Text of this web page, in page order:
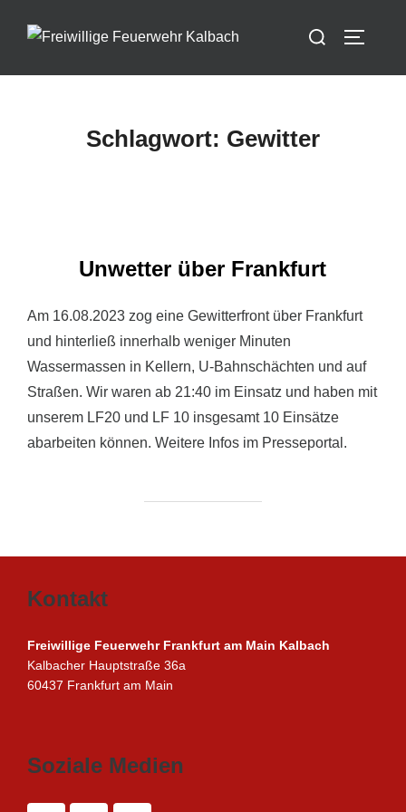
Inhalt
Suchen
Schlagwort: Gewitter
Unwetter über Frankfurt
Am 16.08.2023 zog eine Gewitterfront über Frankfurt
und hinterließ innerhalb weniger Minuten
Wassermassen in Kellern, U-Bahnschächten und auf
Straßen. Wir waren ab 21:40 im Einsatz und haben mit
unserem LF20 und LF 10 insgesamt 10 Einsätze
abarbeiten können. Weitere Infos im Presseportal.
Kontakt
Freiwillige Feuerwehr Frankfurt am Main Kalbach
Kalbacher Hauptstraße 36a
60437 Frankfurt am Main
Soziale Medien